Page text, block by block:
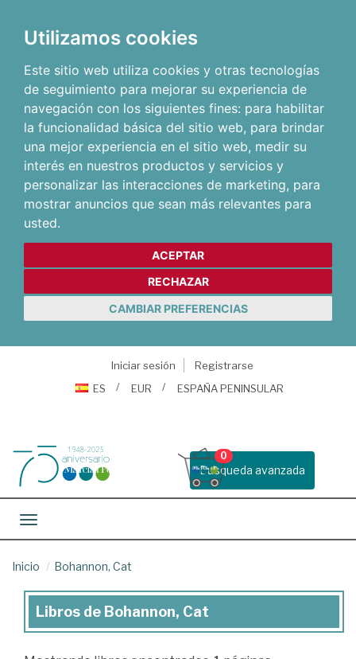
Utilizamos cookies
Este sitio web utiliza cookies y otras tecnologías
de seguimiento para mejorar su experiencia de
navegación con los siguientes fines: para habilitar
la funcionalidad básica del sitio web, para brindar
una mejor experiencia en el sitio web, medir su
interés en nuestros productos y servicios y
personalizar las interacciones de marketing, para
mostrar anuncios que sean más relevantes para
usted.
ACEPTAR
RECHAZAR
CAMBIAR PREFERENCIAS
Iniciar sesión
Registrarse
ES
EUR ESPAÑA PENINSULAR
Busqueda avanzada
0
Toggle navigation
Inicio Bohannon, Cat
Libros
Libros de Bohannon, Cat